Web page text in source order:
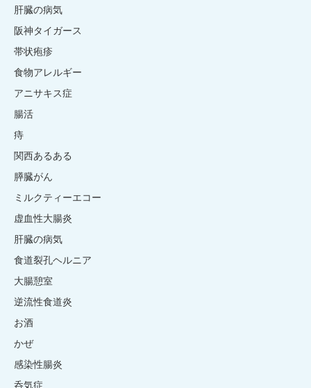
肝臓の病気
阪神タイガース
帯状疱疹
食物アレルギー
アニサキス症
腸活
痔
関西あるある
膵臓がん
ミルクティーエコー
虚血性大腸炎
肝臓の病気
食道裂孔ヘルニア
大腸憩室
逆流性食道炎
お酒
かぜ
感染性腸炎
呑気症